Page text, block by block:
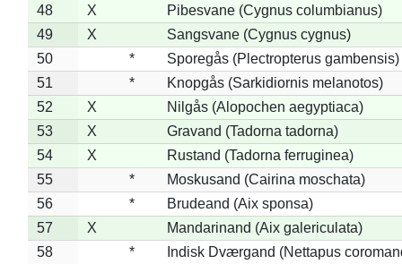
48
X
Pibesvane (Cygnus columbianus)
49
X
Sangsvane (Cygnus cygnus)
50
*
Sporegås (Plectropterus gambensis)
51
*
Knopgås (Sarkidiornis melanotos)
52
X
Nilgås (Alopochen aegyptiaca)
53
X
Gravand (Tadorna tadorna)
54
X
Rustand (Tadorna ferruginea)
55
*
Moskusand (Cairina moschata)
56
*
Brudeand (Aix sponsa)
57
X
Mandarinand (Aix galericulata)
58
*
Indisk Dværgand (Nettapus